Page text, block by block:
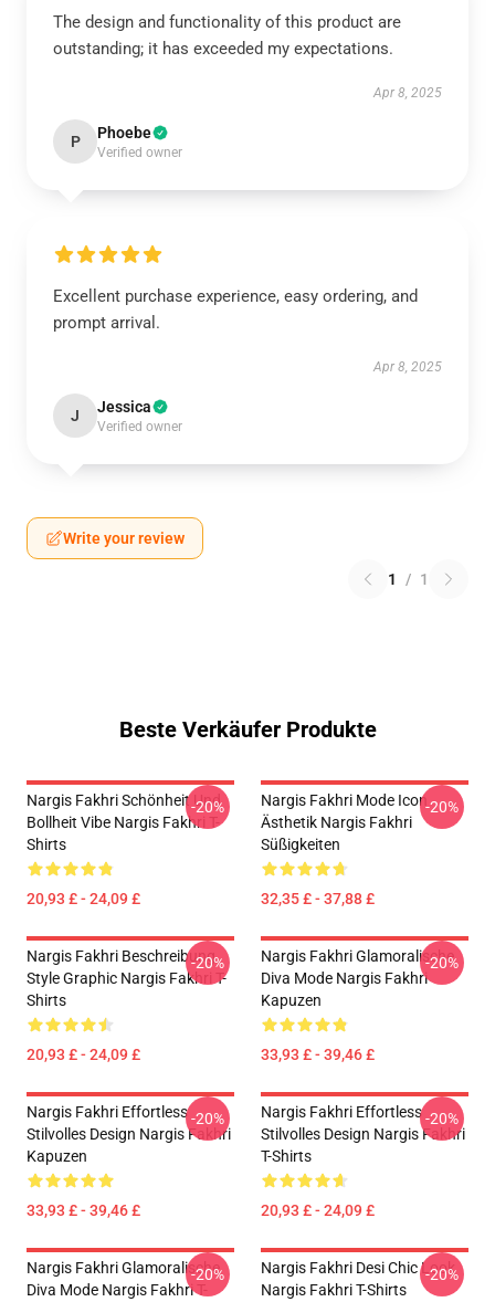
The design and functionality of this product are
outstanding; it has exceeded my expectations.
Apr 8, 2025
P Phoebe
Verified owner
Excellent purchase experience, easy ordering, and
prompt arrival.
Apr 8, 2025
J Jessica
Verified owner
Write your review
1 / 1
Beste Verkäufer Produkte
Nargis Fakhri Schönheit Und
Bollheit Vibe Nargis Fakhri T-
Shirts
20,93 £ - 24,09 £
-20%
Nargis Fakhri Mode Icon
Ästhetik Nargis Fakhri
Süßigkeiten
32,35 £ - 37,88 £
-20%
Nargis Fakhri Beschreibung
Style Graphic Nargis Fakhri T-
Shirts
20,93 £ - 24,09 £
-20%
Nargis Fakhri Glamoralische
Diva Mode Nargis Fakhri
Kapuzen
33,93 £ - 39,46 £
-20%
Nargis Fakhri Effortless
Stilvolles Design Nargis Fakhri
Kapuzen
33,93 £ - 39,46 £
-20%
Nargis Fakhri Effortless
Stilvolles Design Nargis Fakhri
T-Shirts
20,93 £ - 24,09 £
-20%
Nargis Fakhri Glamoralische
Diva Mode Nargis Fakhri T-
-20%
Nargis Fakhri Desi Chic Look
Nargis Fakhri T-Shirts
-20%